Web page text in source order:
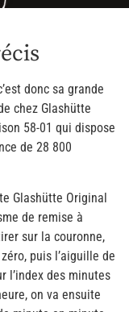
donc sa grande
chez Glashütte
58-01 qui dispose
de 28 800
Glashütte Original
de remise à
sur la couronne,
puis l’aiguille de
l’index des minutes
on va ensuite